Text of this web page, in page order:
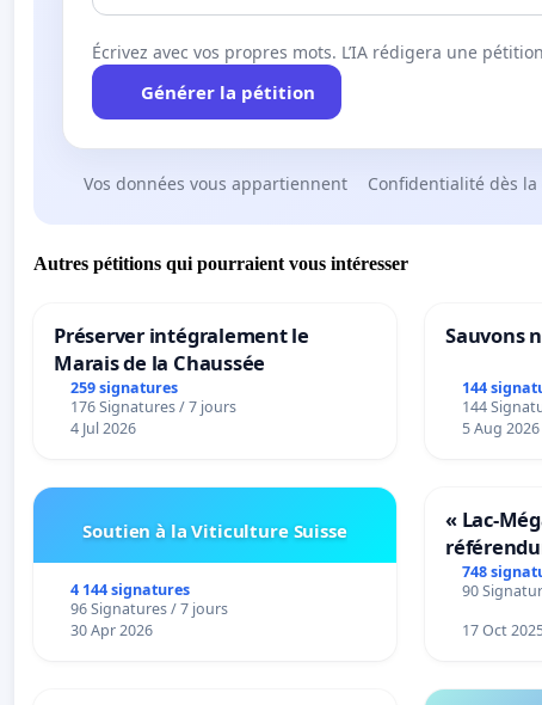
Écrivez avec vos propres mots. L’IA rédigera une
Générer la pétition
Vos données vous appartiennent Confidentialité dès
Autres pétitions qui pourraient vous intéresser
Préserver intégralement le
Marais de la Chaussée
259 signatures
176 Signatures / 7 jours
4 Jul 2026
Sauvons
144
144
5 Aug 2026
Soutien à la Viticulture Suisse
4 144 signatures
96 Signatures / 7 jours
30 Apr 2026
« Lac-
notre
748
90
17 Oct